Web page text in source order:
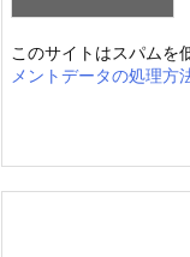
このサイトはスパムを
メントデータの処理方